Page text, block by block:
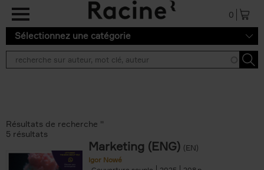
Aller au contenu principal
0
Sélectionnez une catégorie
Résultats de recherche ''
5 résultats
Marketing (ENG) (EN)
Igor Nowé